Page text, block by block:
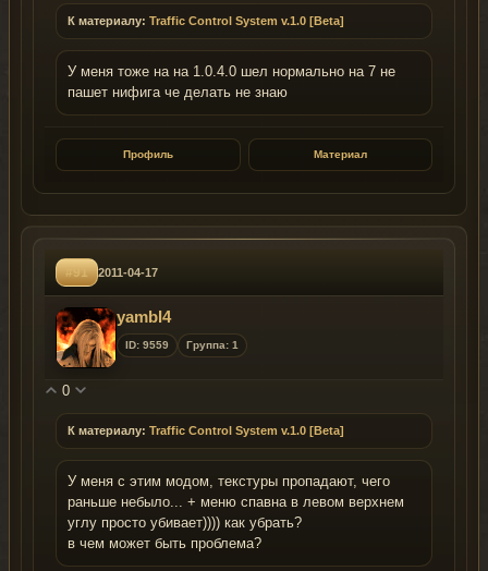
К материалу: Traffic Control System v.1.0 [Beta]
У меня тоже на на 1.0.4.0 шел нормально на 7 не
пашет нифига че делать не знаю
Профиль Материал
#91 2011-04-17
yambI4
ID: 9559 Группа: 1
0
К материалу: Traffic Control System v.1.0 [Beta]
У меня с этим модом, текстуры пропадают, чего
раньше небыло... + меню спавна в левом верхнем
углу просто убивает)))) как убрать?
в чем может быть проблема?